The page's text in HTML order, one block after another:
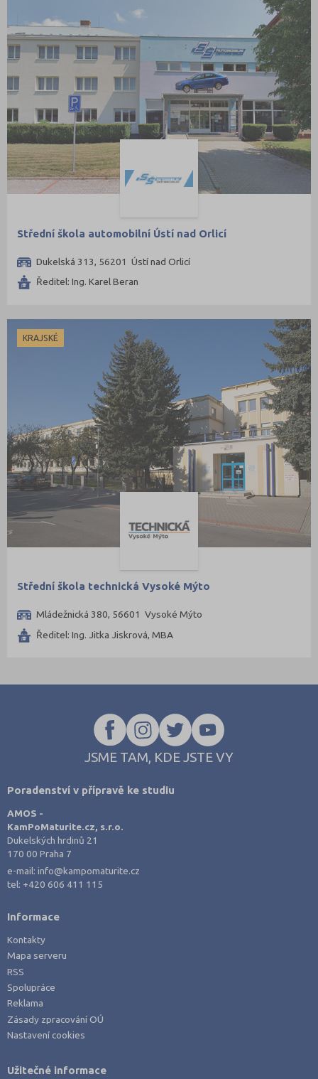
Střední škola automobilní Ústí nad Orlicí
Dukelská 313, 56201 Ústí nad Orlicí
Ředitel: Ing. Karel Beran
KRAJSKÉ
Střední škola technická Vysoké Mýto
Mládežnická 380, 56601 Vysoké Mýto
Ředitel: Ing. Jitka Jiskrová, MBA
JSME TAM, KDE JSTE VY
Poradenství v přípravě ke studiu
AMOS -
KamPoMaturite.cz, s.r.o.
Dukelských hrdinů 21
170 00 Praha 7
e-mail:info@kampomaturite.cz
tel: +420 606 411 115
Informace
Kontakty
Mapa serveru
RSS
Spolupráce
Reklama
Zásady zpracování OÚ
Nastavení cookies
Užitečné informace